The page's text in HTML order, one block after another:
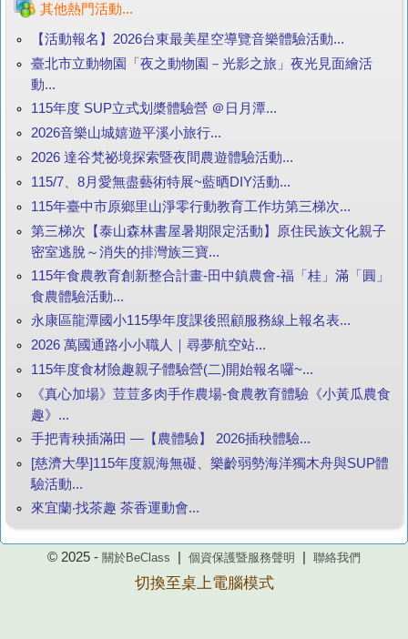
其他熱門活動...
【活動報名】2026台東最美星空導覽音樂體驗活動...
臺北市立動物園「夜之動物園－光影之旅」夜光見面繪活
動...
115年度 SUP立式划槳體驗營 ＠日月潭...
2026音樂山城嬉遊平溪小旅行...
2026 達谷梵祕境探索暨夜間農遊體驗活動...
115/7、8月愛無盡藝術特展~藍晒DIY活動...
115年臺中市原鄉里山淨零行動教育工作坊第三梯次...
第三梯次【泰山森林書屋暑期限定活動】原住民族文化親子
密室逃脫～消失的排灣族三寶...
115年食農教育創新整合計畫-田中鎮農會-福「桂」滿「圓」
食農體驗活動...
永康區龍潭國小115學年度課後照顧服務線上報名表...
2026 萬國通路小小職人｜尋夢航空站...
115年度食材險趣親子體驗營(二)開始報名囉~...
《真心加場》荳荳多肉手作農場-食農教育體驗《小黃瓜農食
趣》...
手把青秧插滿田 —【農體驗】 2026插秧體驗...
[慈濟大學]115年度親海無礙、樂齡弱勢海洋獨木舟與SUP體
驗活動...
來宜蘭‧找茶趣 茶香運動會...
© 2025 - 關於BeClass 個資保護暨服務聲明 聯絡我們
切換至桌上電腦模式